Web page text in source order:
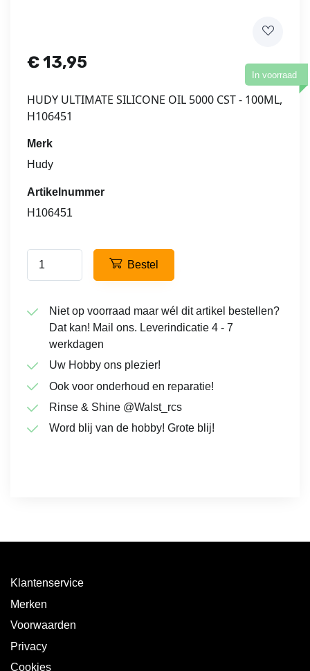
€13,95
In voorraad
HUDY ULTIMATE SILICONE OIL 5000 CST - 100ML,
H106451
Merk
Hudy
Artikelnummer
H106451
Bestel
Niet op voorraad maar wél dit artikel bestellen?
Dat kan! Mail ons. Leverindicatie 4 - 7
werkdagen
Uw Hobby ons plezier!
Ook voor onderhoud en reparatie!
Rinse & Shine @Walst_rcs
Word blij van de hobby! Grote blij!
Klantenservice
Merken
Voorwaarden
Privacy
Cookies